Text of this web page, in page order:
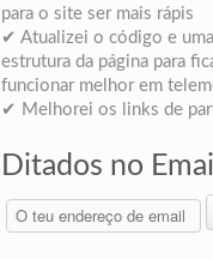
para o site ser mais rápis
✔ Atualizei o código e
estrutura da página para
funcionar melhor em
✔ Melhorei os links de
Ditados no Email
O
teu